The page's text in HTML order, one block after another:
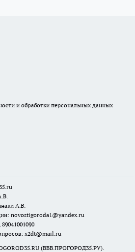
и обработки персональных данных
u
А.В.
novostigoroda1@yandex.ru
x2dt@mail.ru
(ВВВ.ПРОГОРОД35.РУ).